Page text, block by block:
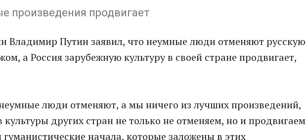
произведения продвигает
Владимир Путин заявил, что неумные люди отменяют русскую
а Россия зарубежную культуру в своей стране продвигает,
люди отменяют, а мы ничего из лучших произведений,
других стран не только не отменяем, но и продвигаем
начала, которые заложены в этих